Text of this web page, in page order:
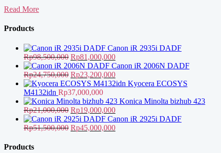
Sewa
Fotocopy
Cirebon
Read More
Products
Canon iR 2935i DADF
Rp98,500,000 Harga
aslinya
adalah:
Rp98,500,000.
Rp81,000,000Harga
saat
ini
adalah:
Canon iR 2006N DADF
Rp24,750,000 Harga
aslinya
adalah:
Rp24,750,000.
Rp23,200,000Harga
saat
adalah:
Rp23,200,000.
Kyocera ECOSYS
M4132idn Rp37,000,000
Konica Minolta bizhub 423
Rp21,000,000 Harga
aslinya
adalah:
Rp19,000,000Harga
saat
ini
Canon iR 2925i DADF
Rp51,500,000 Harga
Rp45,000,000Harga
Products